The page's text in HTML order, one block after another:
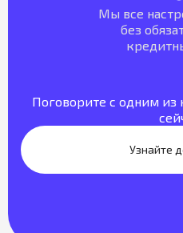
Мы все
без
Поговорите с одним из
Узнайте